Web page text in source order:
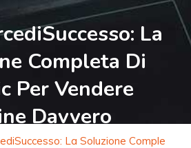
La
Completa Di
Per Vendere
Davvero
La Soluzione Comple